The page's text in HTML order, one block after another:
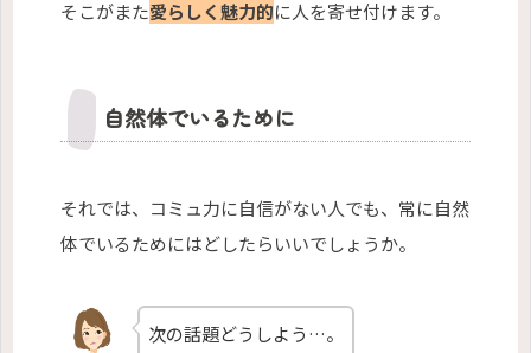
そこがまた愛らしく魅力的に人を寄せ付けます。
自然体でいるために
それでは、コミュ力に自信がない人でも、常に自然
体でいるためにはどしたらいいでしょうか。
次の話題どうしよう…。